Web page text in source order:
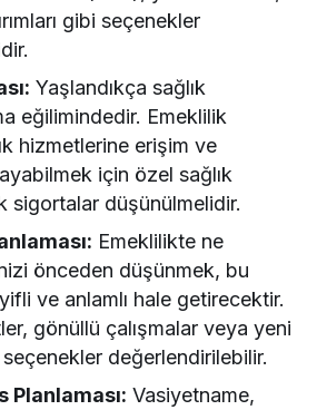
gibi seçenekler
Yaşlandıkça sağlık
eğilimindedir. Emeklilik
hizmetlerine erişim ve
için özel sağlık
sigortalar düşünülmelidir.
Emeklilikte ne
önceden düşünmek, bu
ve anlamlı hale getirecektir.
gönüllü çalışmalar veya yeni
değerlendirilebilir.
Planlaması: Vasiyetname,